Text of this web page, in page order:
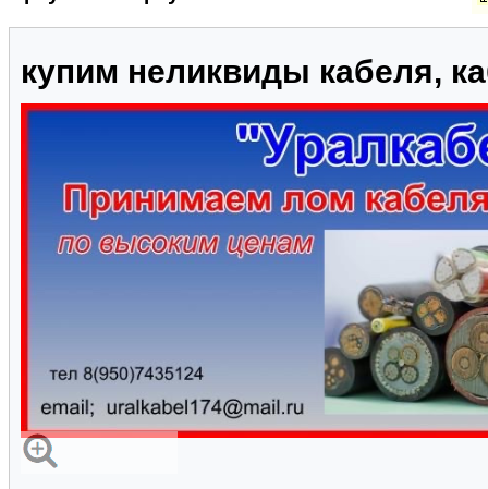
купим неликвиды кабеля,